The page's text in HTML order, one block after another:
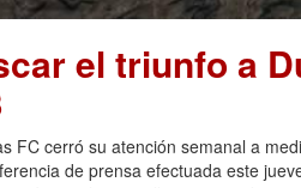
el triunfo a
FC cerró su atención semanal a
de prensa efectuada este